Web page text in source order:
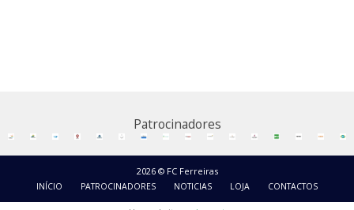
Patrocinadores
2026 © FC Ferreiras
INÍCIO PATROCINADORES NOTICIAS LOJA CONTACTOS